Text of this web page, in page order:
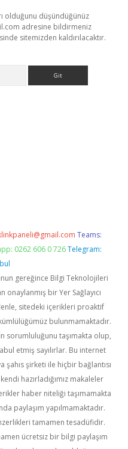
olduğunu düşündüğünüz
adresine bildirmeniz
sitemizden kaldırılacaktır.
Teams:
0262 606 0 726 Telegram:
gereğince Bilgi Teknolojileri
onaylanmış bir Yer Sağlayıcı
sitedeki içerikleri proaktif
bulunmamaktadır.
sorumluluğunu taşımakta olup,
etmiş sayılırlar. Bu internet
şirketi ile hiçbir bağlantısı
hazırladığımız makaleler
haber niteliği taşımamakta
paylaşım yapılmamaktadır.
tamamen tesadüfidir.
ücretsiz bir bilgi paylaşım